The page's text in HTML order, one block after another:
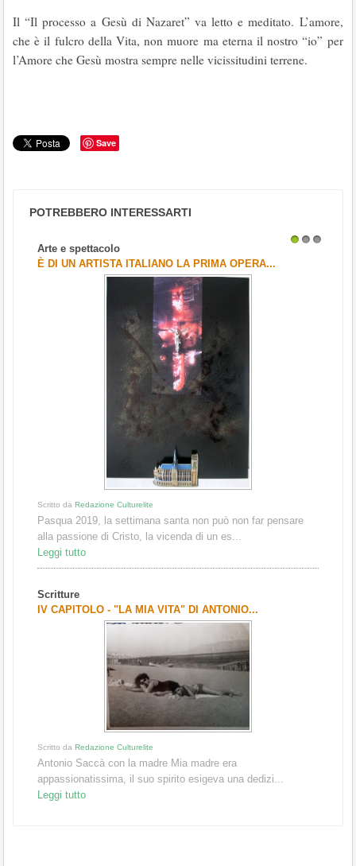
Il “Il processo a Gesù di Nazaret” va letto e meditato. L’amore,
che è il fulcro della Vita, non muore ma eterna il nostro “io” per
l’Amore che Gesù mostra sempre nelle vicissitudini terrene.
Save
POTREBBERO INTERESSARTI
Arte e spettacolo
È DI UN ARTISTA ITALIANO LA PRIMA OPERA...
Scritto da Redazione Culturelite
Pasqua 2019, la settimana santa non può non far pensare
alla passione di Cristo, la vicenda di un es...
Leggi tutto
Scritture
IV CAPITOLO - "LA MIA VITA" DI ANTONIO...
Scritto da Redazione Culturelite
Antonio Saccà con la madre Mia madre era
appassionatissima, il suo spirito esigeva una dedizi...
Leggi tutto